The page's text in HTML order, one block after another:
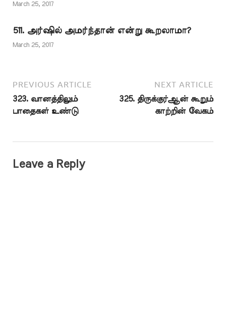
March 25, 2017
511. அர்ஷில் அமர்ந்தான் என்று கூறலாமா?
March 25, 2017
PREVIOUS ARTICLE
323. வானத்திலும்
பாதைகள் உண்டு
NEXT ARTICLE
325. திருக்குர்ஆன் கூறும்
காற்றின் வேகம்
Leave a Reply